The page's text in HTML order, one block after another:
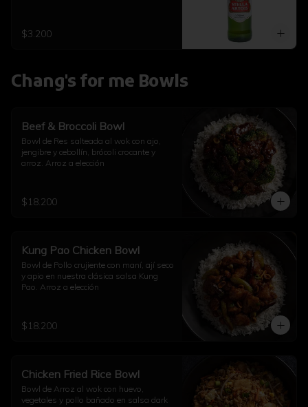
$3.200
Chang's for me Bowls
Beef & Broccoli Bowl
Bowl de Res salteada al wok con ajo,
jengibre y cebollín, brócoli crocante y
arroz. Arroz a elección
$18.200
Kung Pao Chicken Bowl
Bowl de Pollo crujiente con maní, ají seco
y apio en nuestra clásica salsa Kung
Pao. Arroz a elección
$18.200
Chicken Fried Rice Bowl
Bowl de Arroz al wok con huevo,
vegetales y pollo bañado en salsa dark